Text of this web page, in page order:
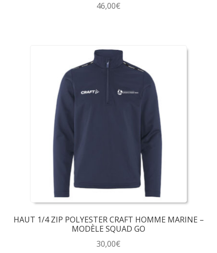
46,00€
a
plusieurs
variations.
options
HAUT 1/4 ZIP POLYESTER CRAFT HOMME MARINE –
MODÈLE SQUAD GO
30,00€